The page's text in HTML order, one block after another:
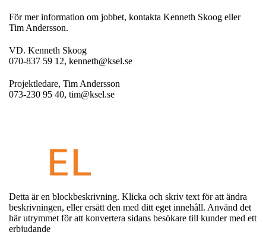
För mer information om jobbet, kontakta Kenneth Skoog eller
Tim Andersson.
VD. Kenneth Skoog
070-837 59 12, kenneth@ksel.se
Projektledare, Tim Andersson
073-230 95 40, tim@ksel.se
Detta är en blockbeskrivning. Klicka och skriv text för att ändra
beskrivningen, eller ersätt den med ditt eget innehåll. Använd det
här utrymmet för att konvertera sidans besökare till kunder med ett
erbjudande